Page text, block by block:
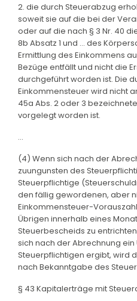
2. die durch Steuerabzug
soweit sie auf die bei der
oder auf die nach § 3 Nr. 40
8b Absatz 1 und ... des
Ermittlung des Einkommens
Bezüge entfällt und nicht die
durchgeführt worden ist. Die
Einkommensteuer wird nicht
45a Abs. 2 oder 3
vorgelegt worden ist.
...
(4) Wenn sich nach der
zuungunsten des
Steuerpflichtige
den fällig gewordenen, aber
Einkommensteuer-
Übrigen innerhalb eines
Steuerbescheids zu
sich nach der Abrechnung
Steuerpflichtigen ergibt, wird
nach Bekanntgabe des
§ 43 Kapitalerträge mit